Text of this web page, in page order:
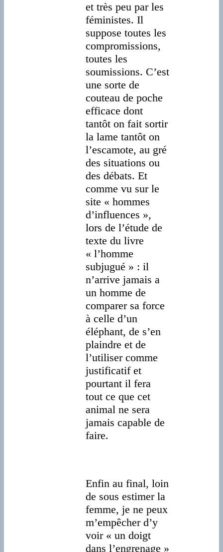
et très peu par les
féministes. Il
suppose toutes les
compromissions,
toutes les
soumissions. C’est
une sorte de
couteau de poche
efficace dont
tantôt on fait sortir
la lame tantôt on
l’escamote, au gré
des situations ou
des débats. Et
comme vu sur le
site « hommes
d’influences »,
lors de l’étude de
texte du livre
« l’homme
subjugué » : il
n’arrive jamais a
un homme de
comparer sa force
à celle d’un
éléphant, de s’en
plaindre et de
l’utiliser comme
justificatif et
pourtant il fera
tout ce que cet
animal ne sera
jamais capable de
faire.
Enfin au final, loin
de sous estimer la
femme, je ne peux
m’empêcher d’y
voir « un doigt
dans l’engrenage »